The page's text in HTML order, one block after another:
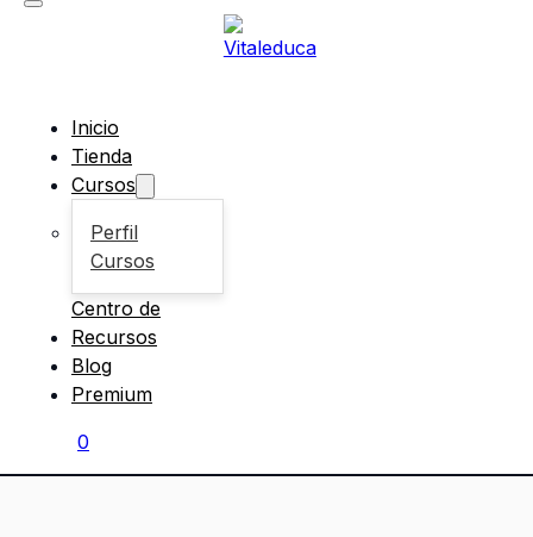
Inicio
Tienda
Cursos
Perfil
Cursos
Centro de
Recursos
Blog
Premium
0